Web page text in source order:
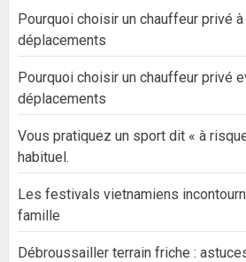
Pourquoi choisir un chauffeur privé
déplacements
Pourquoi choisir un chauffeur privé
déplacements
Vous pratiquez un sport dit « à
habituel.
Les festivals vietnamiens
famille
Débroussailler terrain friche :